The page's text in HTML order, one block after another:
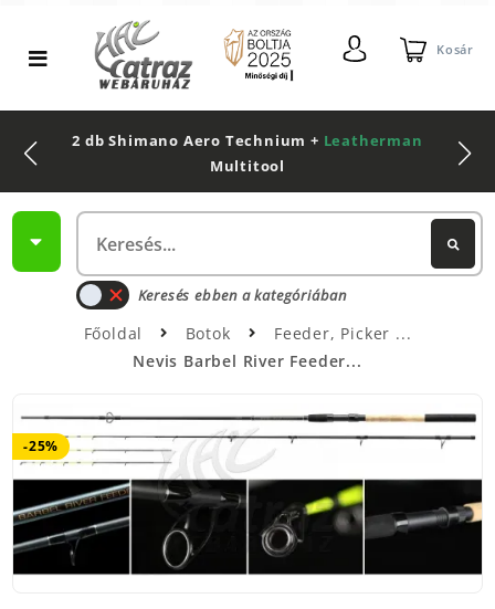
Kosár
2 db Shimano Aero Technium + Leatherman
Multitool
Keresés ebben a kategóriában
Főoldal Botok
Feeder, Picker
Nevis Barbel River Feeder...
-25%